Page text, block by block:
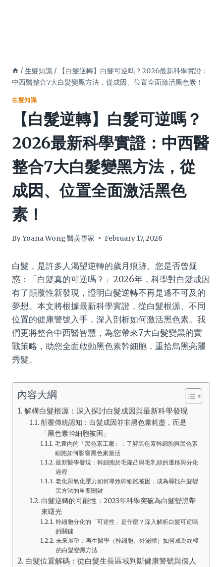
/ 生髮知識 /
【白髮逆轉】白髮可逆嗎？2026最新科學實證：
中西醫整合7大白髮變黑方法，從成因、位置全面激活黑色素！
生髮知識
【白髮逆轉】白髮可逆嗎？
2026最新科學實證：中西醫
整合7大白髮變黑方法，從
成因、位置全面激活黑色
素！
ByYoana Wong 醫美專家 February 17, 2026
白髮，是許多人渴望逆轉的歲月痕跡。您是否曾疑
惑：「白髮真的可逆嗎？」2026年，科學對白髮成因
有了顛覆性新發現，證明白髮逆轉不再是遙不可及的
夢想。本文將根據最新科學實證，從白髮根源、不同
位置的健康警號入手，深入剖析如何激活黑色素。我
們更將整合中西醫智慧，為您帶來7大白髮變黑的實
戰策略，助您全面啟動黑色素幹細胞，重拾烏黑亮麗
秀髮。
內容大綱
解構白髮根源：深入探討白髮成因與最新科學發現
顛覆傳統認知：白髮成因並非黑色素耗盡，而是
「黑色素幹細胞被困」
毛囊內的「黑色素工廠」：了解黑色素幹細胞與黑色素
細胞如何影響黑色素激活
最新醫學發現：幹細胞於毛隆凸與毛乳頭的遷移與分化
過程
老化與氧化壓力如何導致幹細胞被困，成為尋找白髮變
黑方法的重要關鍵
白髮逆轉的可能性：2023年科學突破為白髮變黑帶
來曙光
幹細胞分化的「可逆性」是什麼？深入解析白髮可逆嗎
的關鍵
未來展望：再生醫學（幹細胞、外泌體）如何成為終極
的白髮變黑方法
白髮位置解碼：從白髮生長區域判斷健康警號與個人